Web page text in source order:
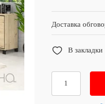
Доставка
В закладки